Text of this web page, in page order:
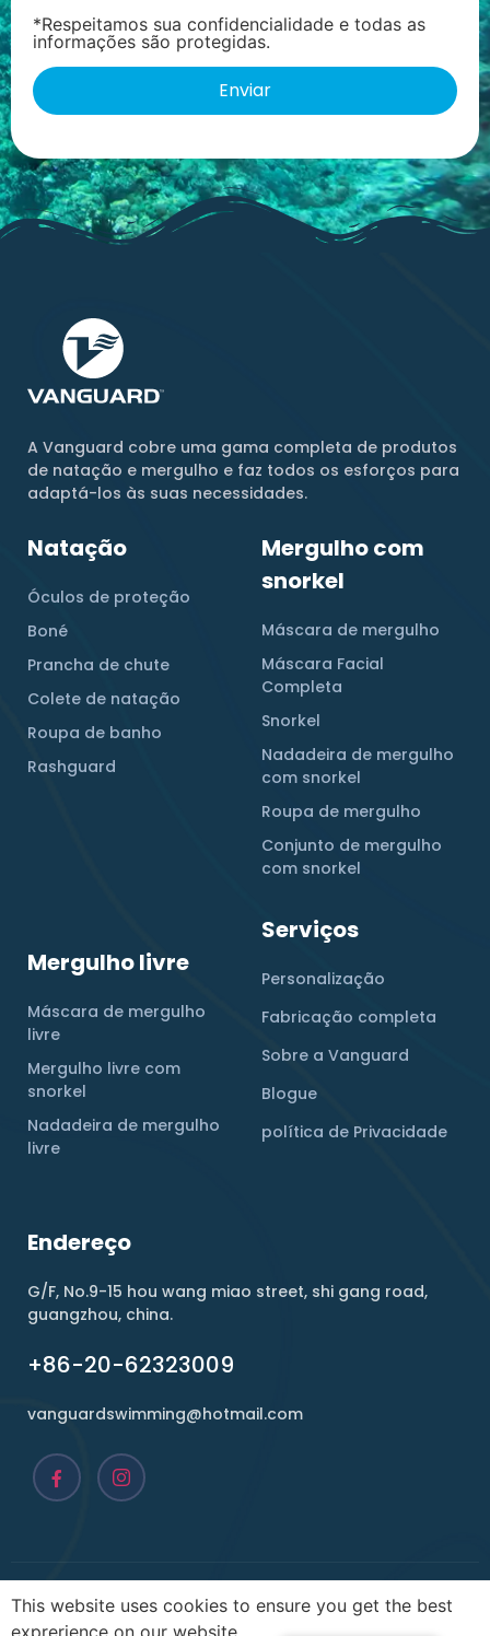
*Respeitamos sua confidencialidade e todas as
informações são protegidas.
A Vanguard cobre uma gama completa de produtos
de natação e mergulho e faz todos os esforços para
adaptá-los às suas necessidades.
Natação
Óculos de proteção
Boné
Prancha de chute
Colete de natação
Roupa de banho
Rashguard
Mergulho com
snorkel
Máscara de mergulho
Máscara Facial
Completa
Snorkel
Nadadeira de mergulho
com snorkel
Roupa de mergulho
Conjunto de mergulho
com snorkel
Mergulho livre
Máscara de mergulho
livre
Mergulho livre com
snorkel
Nadadeira de mergulho
livre
Serviços
Personalização
Fabricação completa
Sobre a Vanguard
Blogue
política de Privacidade
Endereço
G/F, No.9-15 hou wang miao street, shi gang road,
guangzhou, china.
+86-20-62323009
vanguardswimming@hotmail.com
Copyright ©2026, Vanguard. Todos os direitos
reservados.
This website uses cookies to ensure you get the best
exprerience on our website.